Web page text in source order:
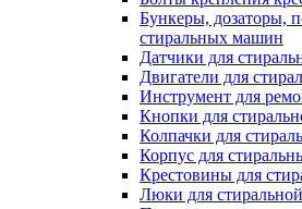
Бункеры, дозаторы,
стиральных машин
Датчики для
Двигатели для
Инструмент для
Кнопки для
Колпачки для
Корпус для
Крестовины для
Люки для